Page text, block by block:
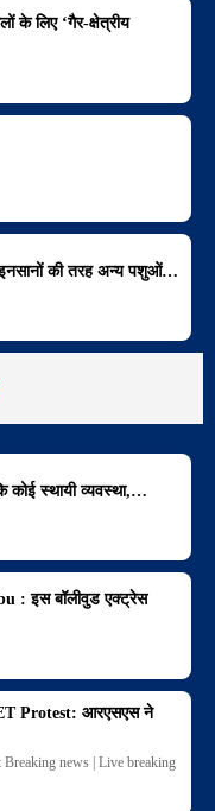
के लिए ‘गैर-क्षेत्रीय
इनसानों की तरह अन्य पशुओं…
कोई स्थायी व्यवस्था,…
: इस बॉलीवुड एक्ट्रेस
Protest: आरएसएस ने
news | Live breaking